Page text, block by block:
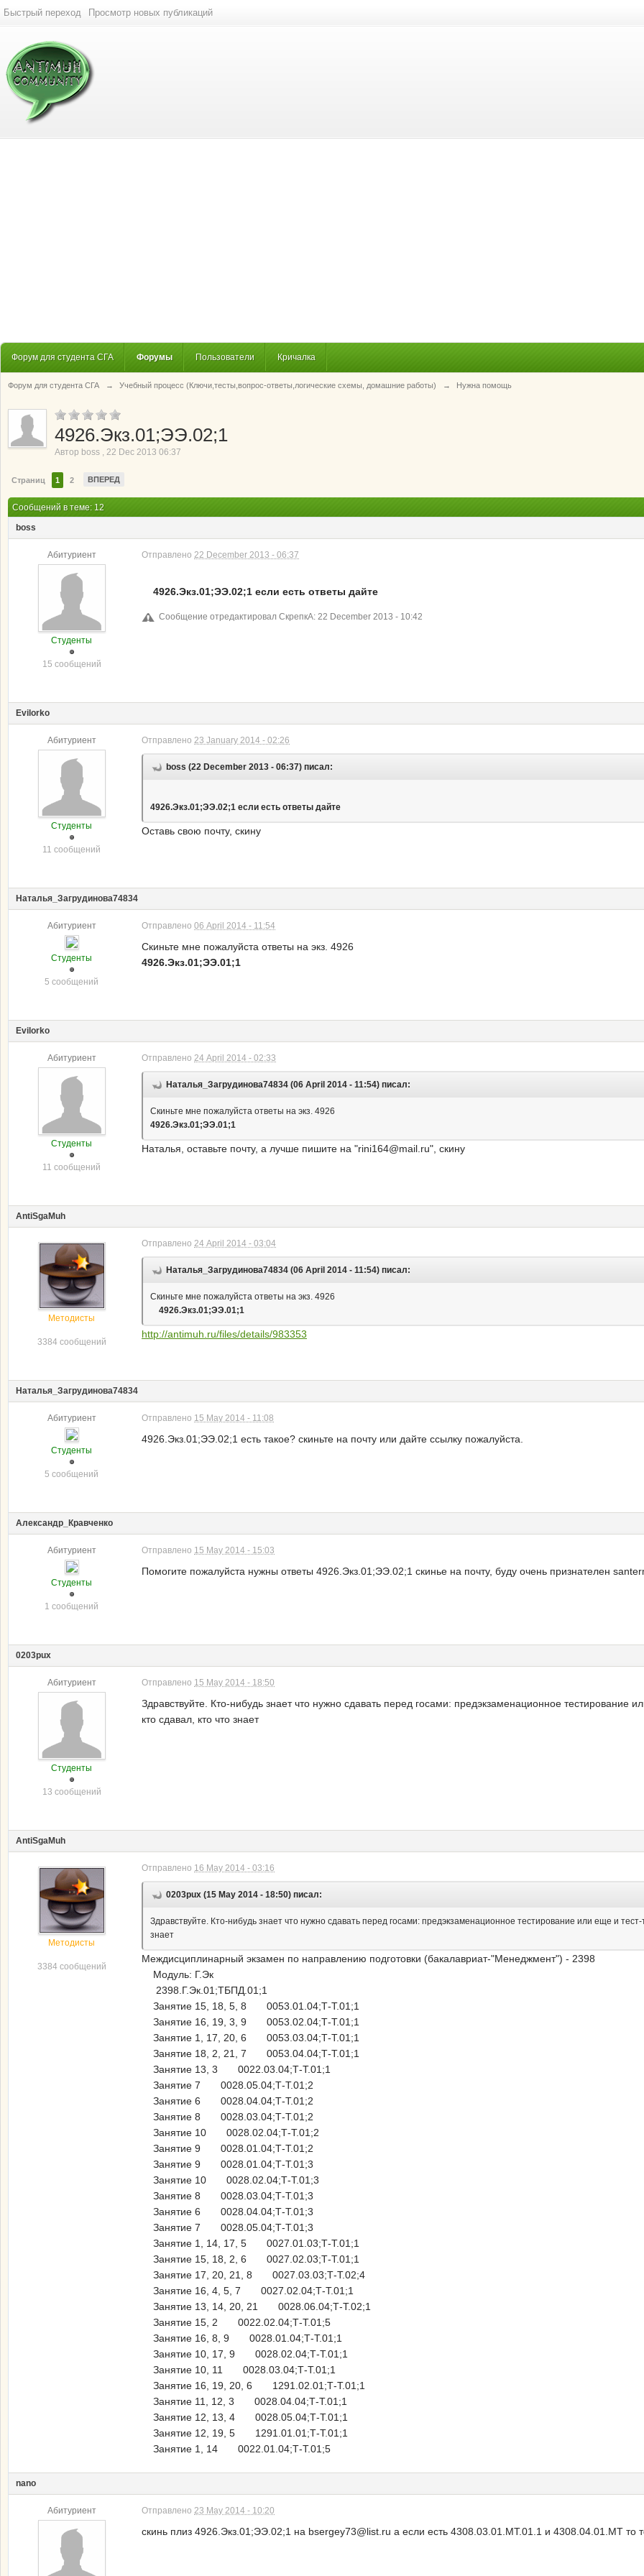
Быстрый переход Просмотр новых публикаций
Форум для студента СГА Форумы Пользователи Кричалка
Форум для студента СГА → Учебный процесс (Ключи,тесты,вопрос-ответы,логические схемы, домашние работы) → Нужна помощь
4926.Экз.01;ЭЭ.02;1
Автор boss , 22 Dec 2013 06:37
Страниц 1 2 ВПЕРЕД
Сообщений в теме: 12
boss
Абитуриент
Студенты
15 сообщений
Отправлено 22 December 2013 - 06:37
4926.Экз.01;ЭЭ.02;1 если есть ответы дайте
Сообщение отредактировал СкрепкА: 22 December 2013 - 10:42
Evilorko
Абитуриент
Студенты
11 сообщений
Отправлено 23 January 2014 - 02:26
boss (22 December 2013 - 06:37) писал:
4926.Экз.01;ЭЭ.02;1 если есть ответы дайте
Оставь свою почту, скину
Наталья_Загрудинова74834
Абитуриент
Студенты
5 сообщений
Отправлено 06 April 2014 - 11:54
Скиньте мне пожалуйста ответы на экз. 4926
4926.Экз.01;ЭЭ.01;1
Evilorko
Абитуриент
Студенты
11 сообщений
Отправлено 24 April 2014 - 02:33
Наталья_Загрудинова74834 (06 April 2014 - 11:54) писал:
Скиньте мне пожалуйста ответы на экз. 4926
4926.Экз.01;ЭЭ.01;1
Наталья, оставьте почту, а лучше пишите на "rini164@mail.ru", скину
AntiSgaMuh
Методисты
3384 сообщений
Отправлено 24 April 2014 - 03:04
Наталья_Загрудинова74834 (06 April 2014 - 11:54) писал:
Скиньте мне пожалуйста ответы на экз. 4926
4926.Экз.01;ЭЭ.01;1
http://antimuh.ru/files/details/983353
Наталья_Загрудинова74834
Абитуриент
Студенты
5 сообщений
Отправлено 15 May 2014 - 11:08
4926.Экз.01;ЭЭ.02;1 есть такое? скиньте на почту или дайте ссылку пожалуйста.
Александр_Кравченко
Абитуриент
Студенты
1 сообщений
Отправлено 15 May 2014 - 15:03
Помогите пожалуйста нужны ответы 4926.Экз.01;ЭЭ.02;1 скинье на почту, буду очень признателен
0203pux
Абитуриент
Студенты
13 сообщений
Отправлено 15 May 2014 - 18:50
Здравствуйте. Кто-нибудь знает что нужно сдавать перед госами: предэкзаменационное тестирование
кто сдавал, кто что знает
AntiSgaMuh
Методисты
3384 сообщений
Отправлено 16 May 2014 - 03:16
0203pux (15 May 2014 - 18:50) писал:
Здравствуйте. Кто-нибудь знает что нужно сдавать перед госами: предэкзаменационное тестирование или еще и
знает
Междисциплинарный экзамен по направлению подготовки (бакалавриат-"Менеджмент") - 2398
Модуль: Г.Эк
2398.Г.Эк.01;ТБПД.01;1
Занятие 15, 18, 5, 8 0053.01.04;Т-Т.01;1
Занятие 16, 19, 3, 9 0053.02.04;Т-Т.01;1
Занятие 1, 17, 20, 6 0053.03.04;Т-Т.01;1
Занятие 18, 2, 21, 7 0053.04.04;Т-Т.01;1
Занятие 13, 3 0022.03.04;Т-Т.01;1
Занятие 7 0028.05.04;Т-Т.01;2
Занятие 6 0028.04.04;Т-Т.01;2
Занятие 8 0028.03.04;Т-Т.01;2
Занятие 10 0028.02.04;Т-Т.01;2
Занятие 9 0028.01.04;Т-Т.01;2
Занятие 9 0028.01.04;Т-Т.01;3
Занятие 10 0028.02.04;Т-Т.01;3
Занятие 8 0028.03.04;Т-Т.01;3
Занятие 6 0028.04.04;Т-Т.01;3
Занятие 7 0028.05.04;Т-Т.01;3
Занятие 1, 14, 17, 5 0027.01.03;Т-Т.01;1
Занятие 15, 18, 2, 6 0027.02.03;Т-Т.01;1
Занятие 17, 20, 21, 8 0027.03.03;Т-Т.02;4
Занятие 16, 4, 5, 7 0027.02.04;Т-Т.01;1
Занятие 13, 14, 20, 21 0028.06.04;Т-Т.02;1
Занятие 15, 2 0022.02.04;Т-Т.01;5
Занятие 16, 8, 9 0028.01.04;Т-Т.01;1
Занятие 10, 17, 9 0028.02.04;Т-Т.01;1
Занятие 10, 11 0028.03.04;Т-Т.01;1
Занятие 16, 19, 20, 6 1291.02.01;Т-Т.01;1
Занятие 11, 12, 3 0028.04.04;Т-Т.01;1
Занятие 12, 13, 4 0028.05.04;Т-Т.01;1
Занятие 12, 19, 5 1291.01.01;Т-Т.01;1
Занятие 1, 14 0022.01.04;Т-Т.01;5
nano
Абитуриент Отправлено 23 May 2014 - 10:20
скинь плиз 4926.Экз.01;ЭЭ.02;1 на bsergey73@list.ru а если есть 4308.03.01.МТ.01.1 и 4308.04.01.МТ то